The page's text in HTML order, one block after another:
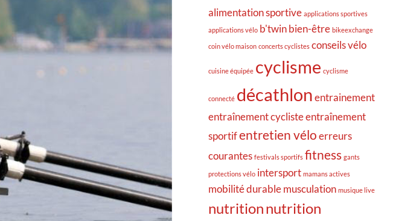
alimentation sportive applications sportives
applications vélo b'twinbien-être bikeexchange
coin vélo maison concerts cyclistes conseils vélo
cuisine équipée cyclisme cyclisme
connecté décathlonentrainement
entraînement cyclisteentraînement
sportifentretien véloerreurs
courantes festivals sportifs fitness gants
protections vélo intersport mamans actives
mobilité durablemusculation musique live
nutritionnutrition